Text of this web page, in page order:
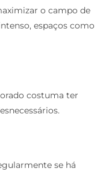
o campo de
espaços como
costuma ter
se há